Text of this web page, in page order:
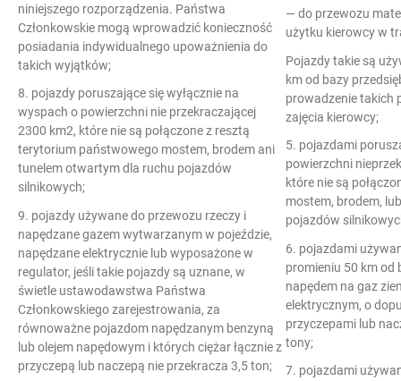
niniejszego rozporządzenia. Państwa
Członkowskie mogą wprowadzić konieczność
posiadania indywidualnego upoważnienia do
takich wyjątków;
8. pojazdy poruszające się wyłącznie na
wyspach o powierzchni nie przekraczającej
2300 km2, które nie są połączone z resztą
terytorium państwowego mostem, brodem ani
tunelem otwartym dla ruchu pojazdów
silnikowych;
9. pojazdy używane do przewozu rzeczy i
napędzane gazem wytwarzanym w pojeździe,
napędzane elektrycznie lub wyposażone w
regulator, jeśli takie pojazdy są uznane, w
świetle ustawodawstwa Państwa
Członkowskiego zarejestrowania, za
równoważne pojazdom napędzanym benzyną
lub olejem napędowym i których ciężar łącznie z
przyczepą lub naczepą nie przekracza 3,5 ton;
— do przewozu
użytku kierowcy w
Pojazdy takie są
km od bazy
prowadzenie takich
zajęcia kierowcy;
5. pojazdami
powierzchni
które nie są
mostem, brodem,
pojazdów
6. pojazdami
promieniu 50 km od
napędem na gaz
elektrycznym, o
przyczepami lub
tony;
7. pojazdami